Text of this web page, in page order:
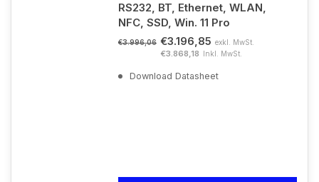
RS232, BT, Ethernet, WLAN,
NFC, SSD, Win. 11 Pro
€3.996,06 €3.196,85 exkl. MwSt.
€3.868,18 Inkl. MwSt.
Download Datasheet